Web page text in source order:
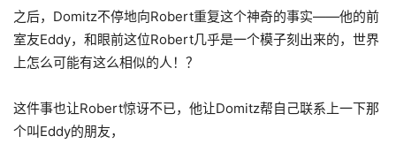
之后，Domitz不停地向Robert重复这个神奇的事实——他的前
室友Eddy，和眼前这位Robert几乎是一个模子刻出来的，世界
上怎么可能有这么相似的人！？
这件事也让Robert惊讶不已，他让Domitz帮自己联系上一下那
个叫Eddy的朋友，